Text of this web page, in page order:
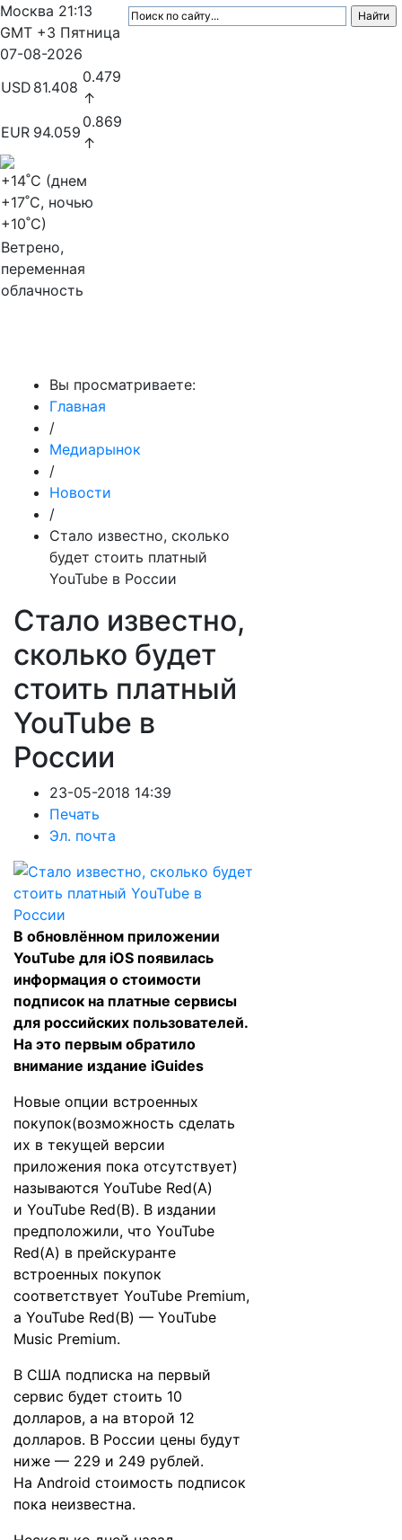
Москва 21:13
GMT +3 Пятница
07-08-2026
USD 81.408
0.479
↑
EUR 94.059
0.869
↑
+14˚C (днем
+17˚C, ночью
+10˚C)
Ветрено,
переменная
облачность
Вы просматриваете:
Главная
/
Медиарынок
/
Новости
/
Стало известно, сколько
будет стоить платный
YouTube в России
Стало известно,
сколько будет
стоить платный
YouTube в
России
23-05-2018 14:39
Печать
Эл. почта
В обновлённом приложении
YouTube для iOS появилась
информация о стоимости
подписок на платные сервисы
для российских пользователей.
На это первым обратило
внимание издание iGuides
Новые опции встроенных
покупок(возможность сделать
их в текущей версии
приложения пока отсутствует)
называются YouTube Red(A)
и YouTube Red(B). В издании
предположили, что YouTube
Red(A) в прейскуранте
встроенных покупок
соответствует YouTube Premium,
а YouTube Red(B) — YouTube
Music Premium.
В США подписка на первый
сервис будет стоить 10
долларов, а на второй 12
долларов. В России цены будут
ниже — 229 и 249 рублей.
На Android стоимость подписок
пока неизвестна.